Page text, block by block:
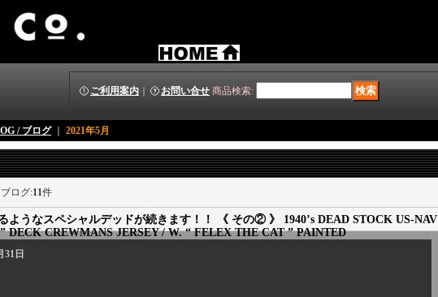
ご利用案内 お問い合せ 商品検索:
/ ブログ｜ 2021年5月
ログ:11件
ようなスペシャルデッドが続きます！！ 《 その② 》 1940’s DEAD STOCK US-NAV
DECK CREWMANS JERSEY / W. “ FELEX THE CAT ” PAINTED
31日